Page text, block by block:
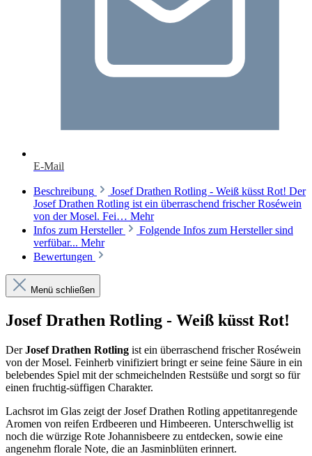
E-Mail
Beschreibung
Josef Drathen Rotling - Weiß küsst Rot! Der
Josef Drathen Rotling ist ein überraschend frischer Roséwein
von der Mosel. Fei… Mehr
Infos zum Hersteller
Folgende Infos zum Hersteller sind
verfübar... Mehr
Bewertungen
Menü schließen
Josef Drathen Rotling - Weiß küsst Rot!
DerJosef Drathen Rotling ist ein überraschend frischer Roséwein
von der Mosel. Feinherb vinifiziert bringt er seine feine Säure in ein
belebendes Spiel mit der schmeichelnden Restsüße und sorgt so für
einen fruchtig-süffigen Charakter.
Lachsrot im Glas zeigt der Josef Drathen Rotling appetitanregende
Aromen von reifen Erdbeeren und Himbeeren. Unterschwellig ist
noch die würzige Rote Johannisbeere zu entdecken, sowie eine
angenehm florale Note, die an Jasminblüten erinnert.